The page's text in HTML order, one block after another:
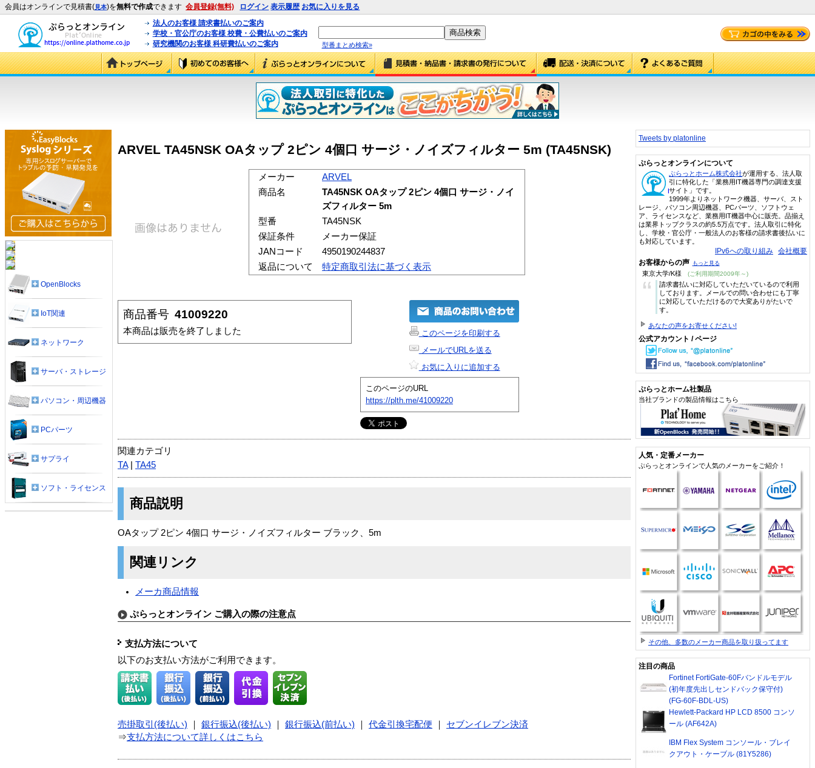
会員はオンラインで見積書(見本)を無料で作成できます 会員登録(無料) ログイン 表示履歴 お気に入りを見る
法人のお客様 請求書払いのご案内
学校・官公庁のお客様 校費・公費払いのご案内
研究機関のお客様 科研費払いのご案内
型番まとめ検索»
ARVEL TA45NSK OAタップ 2ピン 4個口 サージ・ノイズフィルター 5m (TA45NSK)
メーカー
ARVEL
商品名
TA45NSK OAタップ 2ピン 4個口 サージ・ノイ
ズフィルター 5m
型番
TA45NSK
保証条件
メーカー保証
JANコード
4950190244837
返品について
特定商取引法に基づく表示
商品番号 41009220
本商品は販売を終了しました
このページを印刷する
メールでURLを送る
お気に入りに追加する
このページのURL
https://plth.me/41009220
関連カテゴリ
TA| TA45
商品説明
OAタップ 2ピン 4個口 サージ・ノイズフィルター ブラック、5m
関連リンク
メーカ商品情報
ぷらっとオンライン ご購入の際の注意点
支払方法について
以下のお支払い方法がご利用できます。
売掛取引(後払い) 銀行振込(後払い) 銀行振込(前払い) 代金引換宅配便
セブンイレブン決済
⇒支払方法について詳しくはこちら
OpenBlocks
IoT関連
ネットワーク
サーバ・ストレージ
パソコン・周辺機器
PCパーツ
サプライ
ソフト・ライセンス
Tweets by platonline
ぷらっとオンラインについて
ぷらっとホーム株式会社が運用する、法人取
引に特化した「業務用IT機器専門の調達支援
サイト」です。
1999年よりネットワーク機器、サーバ、スト
レージ、パソコン周辺機器、PCパーツ、ソフトウェ
ア、ライセンスなど、業務用IT機器中心に販売。品揃え
は業界トップクラスの約5.5万点です。法人取引に特化
し、学校・官公庁・一般法人のお客様の請求書後払いに
も対応しています。
IPv6への取り組み 会社概要
お客様からの声 もっと見る
東京大学/K様 (ご利用期間2009年～)
“
請求書払いに対応していただいているので利用
しております。メールでの問い合わせにも丁寧
に対応していただけるので大変ありがたいで
す。
あなたの声をお寄せください!
公式アカウント / ページ
ぷらっとホーム社製品
当社ブランドの製品情報はこちら
人気・定番メーカー
ぷらっとオンラインで人気のメーカーをご紹介！
その他、多数のメーカー商品を取り扱ってます
注目の商品
Fortinet FortiGate-60Fバンドルモデル
(初年度先出しセンドバック保守付)
(FG-60F-BDL-US)
Hewlett-Packard HP LCD 8500 コンソ
ール (AF642A)
IBM Flex System コンソール・ブレイ
クアウト・ケーブル (81Y5286)